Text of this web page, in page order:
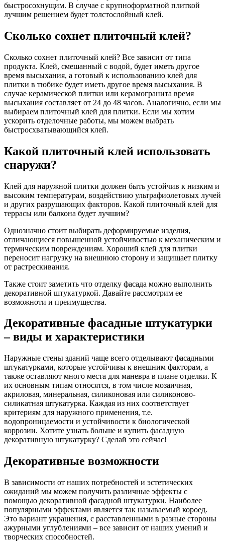
быстросохнущим. В случае с крупноформатной плиткой
лучшим решением будет толстослойный клей.
Сколько сохнет плиточный клей?
Сколько сохнет плиточный клей? Все зависит от типа
продукта. Клей, смешанный с водой, будет иметь другое
время высыхания, а готовый к использованию клей для
плитки в тюбике будет иметь другое время высыхания. В
случае керамической плитки или керамогранита время
высыхания составляет от 24 до 48 часов. Аналогично, если мы
выбираем плиточный клей для плитки. Если мы хотим
ускорить отделочные работы, мы можем выбрать
быстросхватывающийся клей.
Какой плиточный клей использовать
снаружи?
Клей для наружной плитки должен быть устойчив к низким и
высоким температурам, воздействию ультрафиолетовых лучей
и других разрушающих факторов. Какой плиточный клей для
террасы или балкона будет лучшим?
Однозначно стоит выбирать деформируемые изделия,
отличающиеся повышенной устойчивостью к механическим и
термическим повреждениям. Хороший клей для плитки
переносит нагрузку на внешнюю сторону и защищает плитку
от растрескивания.
Также стоит заметить что отделку фасада можно выполнить
декоративной штукатуркой. Давайте рассмотрим ее
возможноти и преимущества.
Декоративные фасадные штукатурки
– виды и характеристики
Наружные стены зданий чаще всего отделывают фасадными
штукатурками, которые устойчивы к внешним факторам, а
также оставляют много места для маневра в плане отделки. К
их основным типам относятся, в том числе мозаичная,
акриловая, минеральная, силиконовая или силиконово-
силикатная штукатурка. Каждая из них соответствует
критериям для наружного применения, т.е.
водопроницаемости и устойчивости к биологической
коррозии. Хотите узнать больше и купить фасадную
декоративную штукатурку? Сделай это сейчас!
Декоративные возможности
В зависимости от наших потребностей и эстетических
ожиданий мы можем получить различные эффекты с
помощью декоративной фасадной штукатурки. Наиболее
популярными эффектами является так называемый короед.
Это вариант украшения, с расставленными в разные стороны
ажурными углублениями – все зависит от наших умений и
творческих способностей.